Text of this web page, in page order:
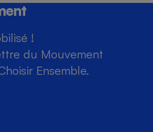
!
du Mouvement
Ensemble.